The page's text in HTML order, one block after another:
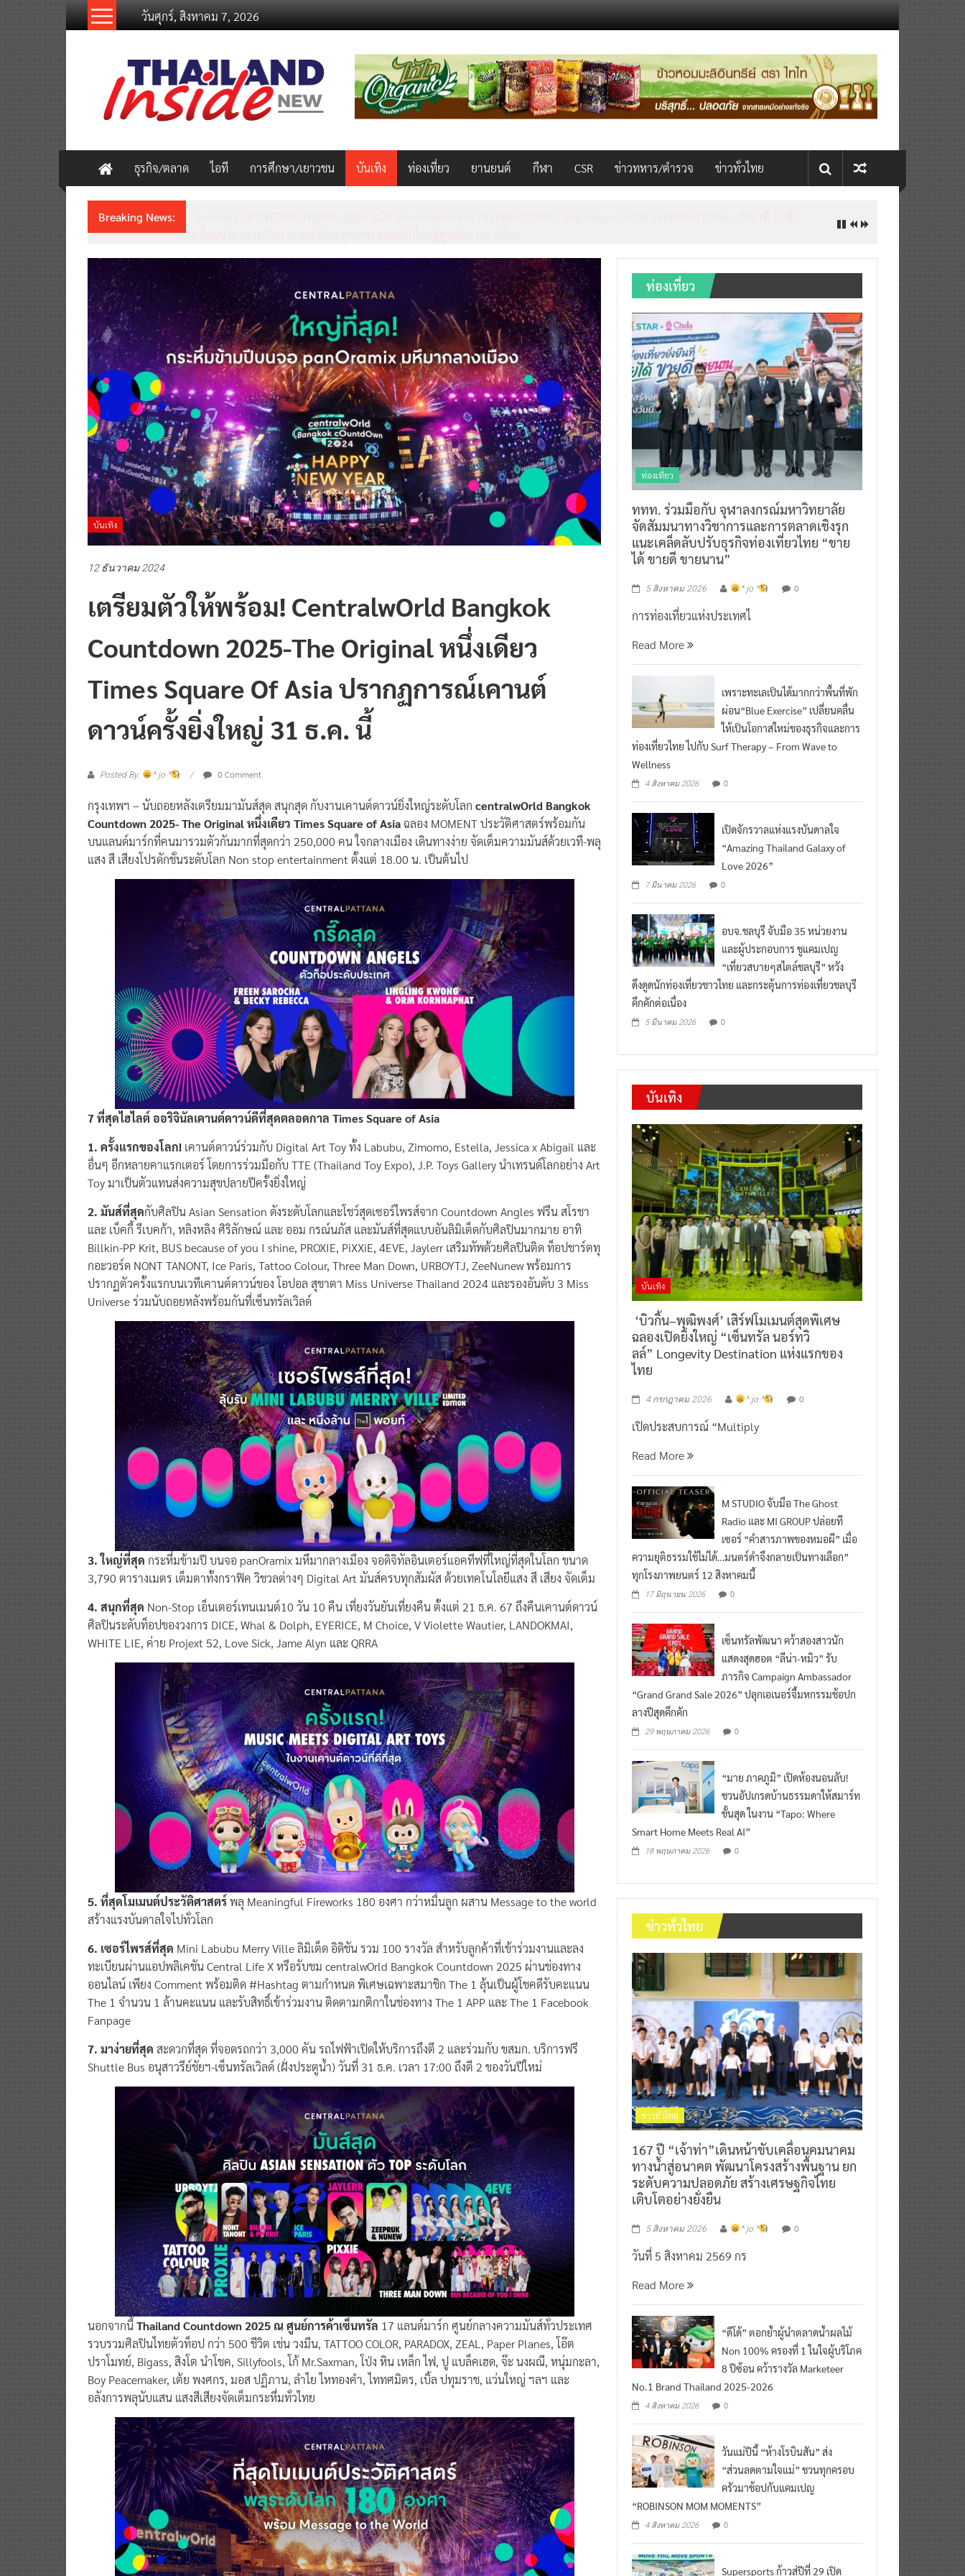
วันศุกร์, สิงหาคม 7, 2026
thailandinsidenew.com
Thailand
Inside
New
ธุรกิจ/ตลาด ไอที การศึกษา/เยาวชน บันเทิง ท่องเที่ยว ยานยนต์ กีฬา CSR ข่าวทหาร/ตำรวจ ข่าวทั่วไทย
Breaking News:
บันเทิง
12 ธันวาคม 2024
เตรียมตัวให้พร้อม! CentralwOrld Bangkok
Countdown 2025-The Original หนึ่งเดียว
Times Square Of Asia ปรากฏการณ์เคานต์
ดาวน์ครั้งยิ่งใหญ่ 31 ธ.ค. นี้
Posted By: ^ jo ^ 0 Comment
กรุงเทพฯ – นับถอยหลังเตรียมมามันส์สุด สนุกสุด กับงานเคานต์ดาวน์ยิ่งใหญ่ระดับโลก centralwOrld Bangkok
Countdown 2025- The Original หนึ่งเดียว Times Square of Asiaฉลอง MOMENT ประวัติศาสตร์พร้อมกัน
บนแลนด์มาร์กที่คนมารวมตัวกันมากที่สุดกว่า 250,000 คน ใจกลางเมือง เดินทางง่าย จัดเต็มความมันส์ด้วยเวที-พลุ
แสง สี เสียงโปรดักชั่นระดับโลก Non stop entertainment ตั้งแต่ 18.00 น. เป็นต้นไป
7 ที่สุดไฮไลต์ ออริจินัลเคานต์ดาวน์ดีที่สุดตลอดกาล Times Square of Asia
1. ครั้งแรกของโลก! เคานต์ดาวน์ร่วมกับ Digital Art Toy ทั้ง Labubu, Zimomo, Estella, Jessica x Abigail และ
อื่นๆ อีกหลายคาแรกเตอร์ โดยการร่วมมือกับ TTE (Thailand Toy Expo), J.P. Toys Gallery นำเทรนด์โลกอย่าง Art
Toy มาเป็นตัวแทนส่งความสุขปลายปีครั้งยิ่งใหญ่
2. มันส์ที่สุดกับศิลปิน Asian Sensation ดังระดับโลกและโชว์สุดเซอร์ไพรส์จาก Countdown Angles ฟรีน สโรชา
และ เบ็คกี้ รีเบคก้า, หลิงหลิง ศิริลักษณ์ และ ออม กรณ์นภัส และมันส์ที่สุดแบบอันลิมิเต็ดกับศิลปินมากมาย อาทิ
Billkin-PP Krit, BUS because of you I shine, PROXIE, PiXXiE, 4EVE, Jaylerr เสริมทัพด้วยศิลปินติด ท็อปชาร์ตทุ
กอะวอร์ด NONT TANONT, Ice Paris, Tattoo Colour, Three Man Down, URBOYTJ, ZeeNunew พร้อมการ
ปรากฏตัวครั้งแรกบนเวทีเคานต์ดาวน์ของ โอปอล สุชาตา Miss Universe Thailand 2024 และรองอันดับ 3 Miss
Universe ร่วมนับถอยหลังพร้อมกันที่เซ็นทรัลเวิลด์
3. ใหญ่ที่สุด กระหึ่มข้ามปี บนจอ panOramix มหึมากลางเมือง จอดิจิทัลอินเตอร์แอคทีฟที่ใหญ่ที่สุดในโลก ขนาด
3,790 ตารางเมตร เต็มตาทั้งกราฟิค วิชวลต่างๆ Digital Art มันส์ครบทุกสัมผัส ด้วยเทคโนโลยีแสง สี เสียง จัดเต็ม
4. สนุกที่สุด Non-Stop เอ็นเตอร์เทนเมนต์10 วัน 10 คืน เที่ยงวันยันเที่ยงคืน ตั้งแต่ 21 ธ.ค. 67 ถึงคืนเคานต์ดาวน์
ศิลปินระดับท็อปของวงการ DICE, Whal & Dolph, EYERICE, M Choice, V Violette Wautier, LANDOKMAI,
WHITE LIE, ค่าย Projext 52, Love Sick, Jame Alyn และ QRRA
5. ที่สุดโมเมนต์ประวัติศาสตร์พลุ Meaningful Fireworks 180 องศา กว่าหมื่นลูก ผสาน Message to the world
สร้างแรงบันดาลใจไปทั่วโลก
6. เซอร์ไพรส์ที่สุด Mini Labubu Merry Ville ลิมิเต็ด อิดิชัน รวม 100 รางวัล สำหรับลูกค้าที่เข้าร่วมงานและลง
ทะเบียนผ่านแอปพลิเคชัน Central Life X หรือรับชม centralwOrld Bangkok Countdown 2025 ผ่านช่องทาง
ออนไลน์ เพียง Comment พร้อมติด #Hashtag ตามกำหนด พิเศษเฉพาะสมาชิก The 1 ลุ้นเป็นผู้โชคดีรับคะแนน
The 1 จำนวน 1 ล้านคะแนน และรับสิทธิ์เข้าร่วมงาน ติดตามกติกาในช่องทาง The 1 APP และ The 1 Facebook
Fanpage
7. มาง่ายที่สุด สะดวกที่สุด ที่จอดรถกว่า 3,000 คัน รถไฟฟ้าเปิดให้บริการถึงตี 2 และร่วมกับ ขสมก. บริการฟรี
Shuttle Bus อนุสาวรีย์ชัยฯ-เซ็นทรัลเวิลด์ (ฝั่งประตูน้ำ) วันที่ 31 ธ.ค. เวลา 17:00 ถึงตี 2 ของวันปีใหม่
นอกจากนี้Thailand Countdown 2025 ณ ศูนย์การค้าเซ็นทรัล 17 แลนด์มาร์ก ศูนย์กลางความมันส์ทั่วประเทศ
รวบรวมศิลปินไทยตัวท็อป กว่า 500 ชีวิต เช่น วงมีน, TATTOO COLOR, PARADOX, ZEAL, Paper Planes, โอ๊ต
ปราโมทย์, Bigass, สิงโต นำโชค, Sillyfools, โก้ Mr.Saxman, โป่ง หิน เหล็ก ไฟ, ปู แบล็คเฮด, จ๊ะ นงผณี, หนุ่มกะลา,
Boy Peacemaker, เต้ย พงศกร, มอส ปฏิภาน, ลำไย ไหทองคำ, ไททศมิตร, เบิ้ล ปทุมราช, แว่นใหญ่ ฯลฯ และ
อลังการพลุนับแสน แสงสีเสียงจัดเต็มกระหึ่มทั่วไทย
ท่องเที่ยว
ท่องเที่ยว
ททท. ร่วมมือกับ จุฬาลงกรณ์มหาวิทยาลัย
จัดสัมมนาทางวิชาการและการตลาดเชิงรุก
แนะเคล็ดลับปรับธุรกิจท่องเที่ยวไทย “ขาย
ได้ ขายดี ขายนาน”
5 สิงหาคม 2026 ^ jo ^ 0
การท่องเที่ยวแห่งประเทศไ
Read More
เพราะทะเลเป็นได้มากกว่าพื้นที่พัก
ผ่อน“Blue Exercise” เปลี่ยนคลื่น
ให้เป็นโอกาสใหม่ของธุรกิจและการ
ท่องเที่ยวไทย ไปกับ Surf Therapy – From Wave to
Wellness
4 สิงหาคม 2026 0
เปิดจักรวาลแห่งแรงบันดาลใจ
“Amazing Thailand Galaxy of
Love 2026”
7 มีนาคม 2026 0
อบจ.ชลบุรี จับมือ 35 หน่วยงาน
และผู้ประกอบการ ชูแคมเปญ
“เที่ยวสบายๆสไตล์ชลบุรี” หวัง
ดึงดูดนักท่องเที่ยวชาวไทย และกระตุ้นการท่องเที่ยวชลบุรี
คึกคักต่อเนื่อง
5 มีนาคม 2026 0
บันเทิง
บันเทิง
‘บิวกิ้น–พุฒิพงศ์’ เสิร์ฟโมเมนต์สุดพิเศษ
ฉลองเปิดยิ่งใหญ่ “เซ็นทรัล นอร์ทวิ
ลล์” Longevity Destination แห่งแรกของ
ไทย
4 กรกฎาคม 2026 ^ jo ^ 0
เปิดประสบการณ์ “Multiply
Read More
M STUDIO จับมือ The Ghost
Radio และ MI GROUP ปล่อยที
เซอร์ “คำสารภาพของหมอผี” เมื่อ
ความยุติธรรมใช้ไม่ได้…มนตร์ดำจึงกลายเป็นทางเลือก”
ทุกโรงภาพยนตร์ 12 สิงหาคมนี้
17 มิถุนายน 2026 0
เซ็นทรัลพัฒนา คว้าสองสาวนัก
แสดงสุดฮอต “ลีน่า-หมิว” รับ
ภารกิจ Campaign Ambassador
“Grand Grand Sale 2026” ปลุกเอเนอร์จี้มหกรรมช้อปก
ลางปีสุดคึกคัก
29 พฤษภาคม 2026 0
“มาย ภาคภูมิ” เปิดห้องนอนลับ!
ชวนอัปเกรดบ้านธรรมดาให้สมาร์ท
ขั้นสุด ในงาน “Tapo: Where
Smart Home Meets Real AI”
18 พฤษภาคม 2026 0
ข่าวทั่วไทย
ข่าวทั่วไทย
167 ปี “เจ้าท่า”เดินหน้าขับเคลื่อนคมนาคม
ทางน้ำสู่อนาคต พัฒนาโครงสร้างพื้นฐาน ยก
ระดับความปลอดภัย สร้างเศรษฐกิจไทย
เติบโตอย่างยั่งยืน
5 สิงหาคม 2026 ^ jo ^ 0
วันที่ 5 สิงหาคม 2569 กร
Read More
“ดีโด้” ตอกย้ำผู้นำตลาดน้ำผลไม้
Non 100% ครองที่ 1 ในใจผู้บริโภค
8 ปีซ้อน คว้ารางวัล Marketeer
No.1 Brand Thailand 2025-2026
4 สิงหาคม 2026 0
วันแม่ปีนี้ “ห้างโรบินสัน” ส่ง
“ส่วนลดตามใจแม่” ชวนทุกครอบ
ครัวมาช้อปกับแคมเปญ
“ROBINSON MOM MOMENTS”
4 สิงหาคม 2026 0
Supersports ก้าวสู่ปีที่ 29 เปิด